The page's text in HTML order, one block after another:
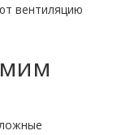
вентиляцию